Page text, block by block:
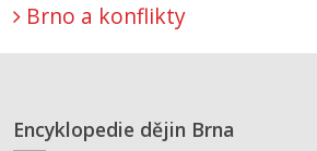
Brno a konflikty
Encyklopedie dějin Brna